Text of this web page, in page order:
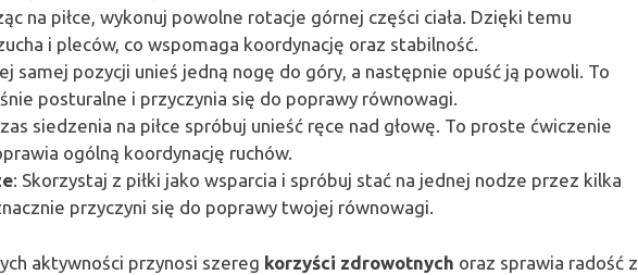
na piłce, wykonuj powolne rotacje górnej części ciała. Dzięki temu
i pleców, co wspomaga koordynację oraz stabilność.
samej pozycji unieś jedną nogę do góry, a następnie opuść ją powoli. To
posturalne i przyczynia się do poprawy równowagi.
siedzenia na piłce spróbuj unieść ręce nad głowę. To proste ćwiczenie
ogólną koordynację ruchów.
: Skorzystaj z piłki jako wsparcia i spróbuj stać na jednej nodze przez kilka
przyczyni się do poprawy twojej równowagi.
aktywności przynosi szereg korzyści zdrowotnych oraz sprawia radość z